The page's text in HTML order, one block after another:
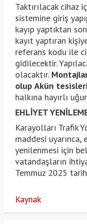
Taktırılacak cihaz
sistemine giriş
kayıp yaptıktan
kayıt yaptıran
referans kodu ile
gidilecektir.
olacaktır.
olup Akün
halkına hayırlı
EHLİYET
Karayolları Trafik
maddesi
yenilenmesi için
vatandaşların
Temmuz 2025
Kaynak